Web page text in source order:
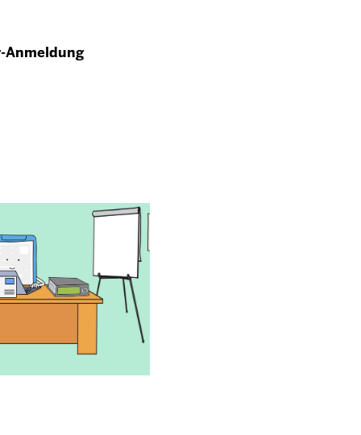
Anmeldung